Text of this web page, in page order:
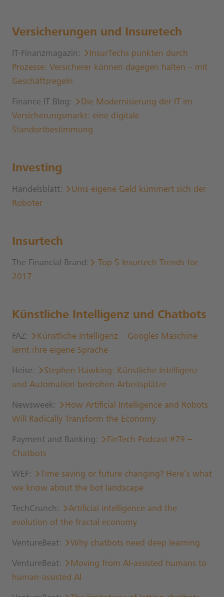
Versicherungen und Insuretech
IT-Finanzmagazin:
InsurTechs punkten durch
Prozesse: Versicherer können dagegen halten – mit
Geschäftsregeln
Finance IT Blog:
Die Modernisierung der IT im
Versicherungsmarkt: eine digitale
Standortbestimmung
Investing
Handelsblatt:
Ums eigene Geld kümmert sich der
Roboter
Insurtech
The Financial Brand:
Top 5 Insurtech Trends for
2017
Künstliche Intelligenz und Chatbots
FAZ: Künstliche Intelligenz – Googles Maschine
lernt ihre eigene Sprache
Heise:
Stephen Hawking: Künstliche Intelligenz
und Automation bedrohen Arbeitsplätze
Newsweek:
How Artificial Intelligence and Robots
Will Radically Transform the Economy
Payment and Banking:
FinTech Podcast #79 –
Chatbots
WEF:
Time saving or future changing? Here’s what
we know about the bot landscape
TechCrunch:
Artificial intelligence and the
evolution of the fractal economy
VentureBeat: Why chatbots need deep learning
VentureBeat:
Moving from AI-assisted humans to
human-assisted AI